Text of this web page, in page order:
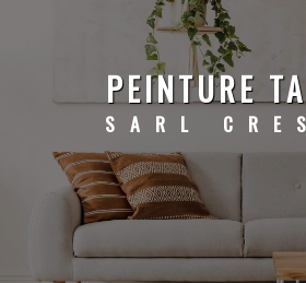
PEINTURE
SARL